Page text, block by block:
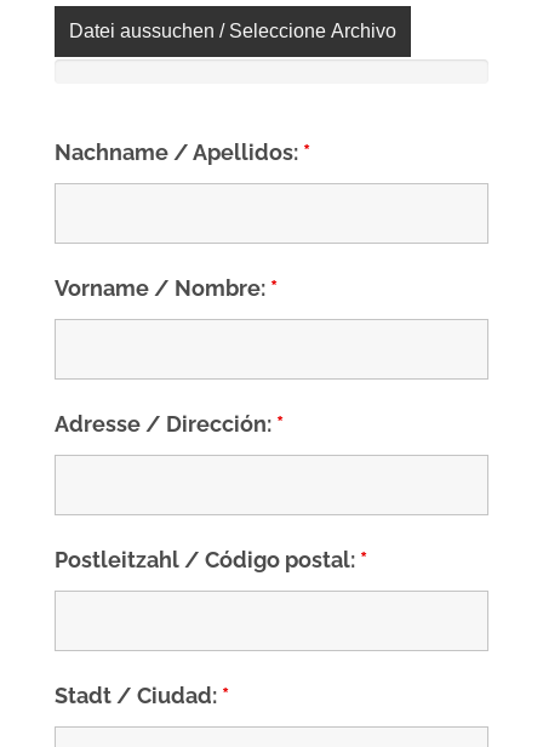
Datei aussuchen / Seleccione Archivo
Nachname / Apellidos: *
Vorname / Nombre: *
Adresse / Dirección: *
Postleitzahl / Código postal: *
Stadt / Ciudad: *